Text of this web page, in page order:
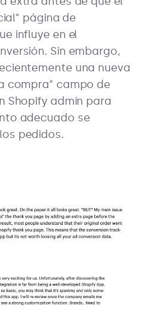
página de
influye en el
Sin embargo,
una nueva
compra" campo de
Shopify admin para
adecuado se
pedidos.